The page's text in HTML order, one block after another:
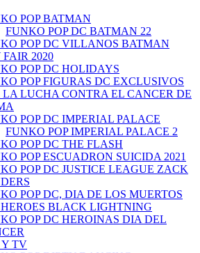
POP BATMAN
FUNKO POP DC BATMAN 22
POP DC VILLANOS BATMAN
FAIR 2020
POP DC HOLIDAYS
POP FIGURAS DC EXCLUSIVOS
LA LUCHA CONTRA EL CANCER DE
POP DC IMPERIAL PALACE
FUNKO POP IMPERIAL PALACE 2
POP DC THE FLASH
POP ESCUADRON SUICIDA 2021
POP DC JUSTICE LEAGUE ZACK
POP DC, DIA DE LOS MUERTOS
HEROES BLACK LIGHTNING
POP DC HEROINAS DIA DEL
Y TV